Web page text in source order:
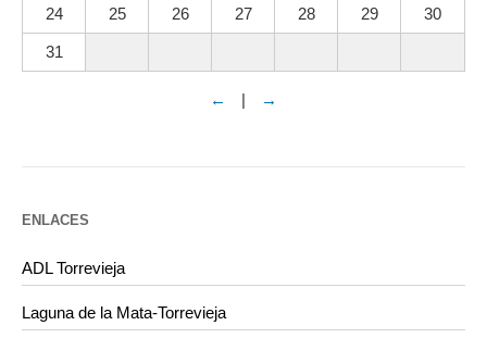
24 25 26 27 28 29 30
31
← | →
ENLACES
ADL Torrevieja
Laguna de la Mata-Torrevieja